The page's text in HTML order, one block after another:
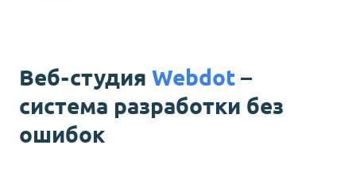
Веб-студия Webdot –
система разработки без
ошибок